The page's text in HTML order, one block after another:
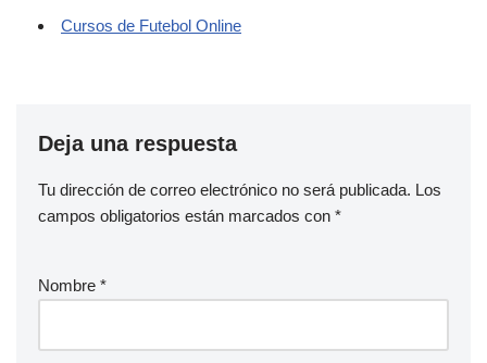
Cursos de Futebol Online
Deja una respuesta
Tu dirección de correo electrónico no será publicada. Los
campos obligatorios están marcados con *
Nombre *